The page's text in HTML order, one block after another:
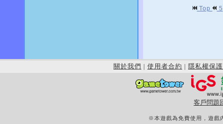
Top 5
關於我們 | 使用者合約 | 隱私權保護
客戶問題
※本遊戲為免費使用，遊戲